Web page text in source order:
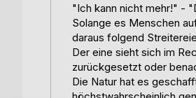
"Ich kann nicht mehr!" -
Solange es Menschen
daraus folgend
Der eine sieht sich im
zurückgesetzt oder
Die Natur hat es